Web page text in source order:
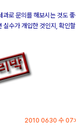
로 문의를 해보시는 것도
수가 개입한 것인지, 확인
2010 0630 수